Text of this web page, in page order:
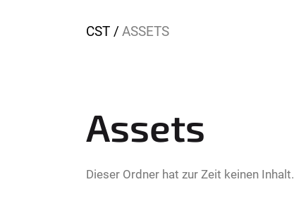
Y
e
h
r
CST ASSETS
Assets
Dieser Ordner hat zur Zeit keinen Inhalt.